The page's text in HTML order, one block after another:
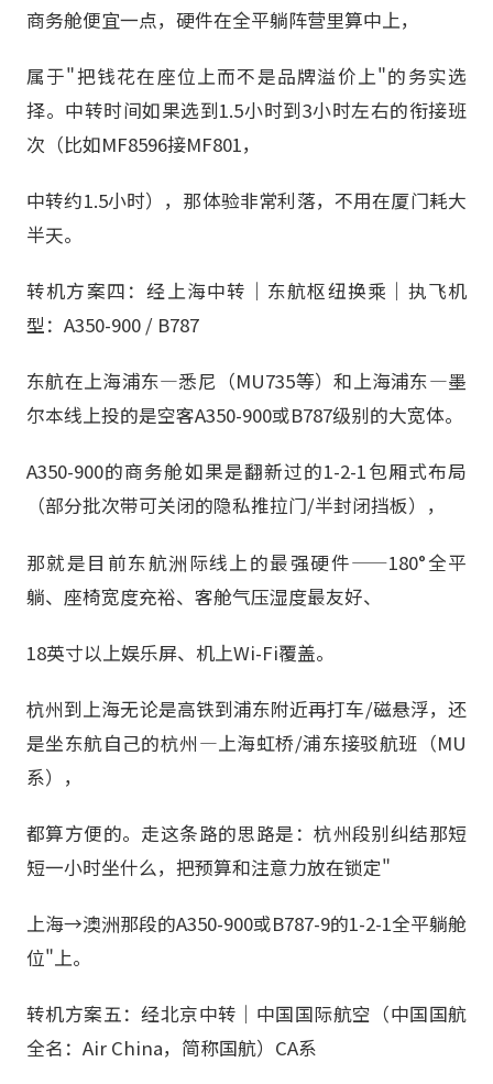
商务舱便宜一点，硬件在全平躺阵营里算中上，
属于"把钱花在座位上而不是品牌溢价上"的务实选
择。中转时间如果选到1.5小时到3小时左右的衔接班
次（比如MF8596接MF801，
中转约1.5小时），那体验非常利落，不用在厦门耗大
半天。
转机方案四：经上海中转｜东航枢纽换乘｜执飞机
型：A350-900 / B787
东航在上海浦东—悉尼（MU735等）和上海浦东—墨
尔本线上投的是空客A350-900或B787级别的大宽体。
A350-900的商务舱如果是翻新过的1-2-1包厢式布局
（部分批次带可关闭的隐私推拉门/半封闭挡板），
那就是目前东航洲际线上的最强硬件——180°全平
躺、座椅宽度充裕、客舱气压湿度最友好、
18英寸以上娱乐屏、机上Wi-Fi覆盖。
杭州到上海无论是高铁到浦东附近再打车/磁悬浮，还
是坐东航自己的杭州—上海虹桥/浦东接驳航班（MU
系），
都算方便的。走这条路的思路是：杭州段别纠结那短
短一小时坐什么，把预算和注意力放在锁定"
上海→澳洲那段的A350-900或B787-9的1-2-1全平躺舱
位"上。
转机方案五：经北京中转｜中国国际航空（中国国航
全名：Air China，简称国航）CA系